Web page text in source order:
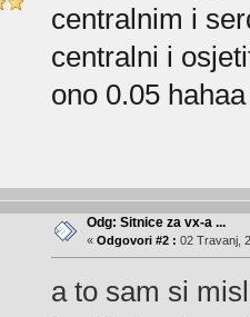
centralnim i
centralni i
ono 0.05 hahaa
Odg: Sitnice za vx-a ...
« Odgovori #2 : 02 Travanj,
a to sam si